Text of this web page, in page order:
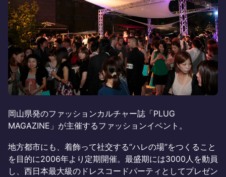
岡山県発のファッションカルチャー誌「PLUG
MAGAZINE」が主催するファッションイベント。
地方都市にも、着飾って社交する“ハレの場”をつくること
を目的に2006年より定期開催。最盛期には3000人を動員
し、西日本最大級のドレスコードパーティとしてプレゼン